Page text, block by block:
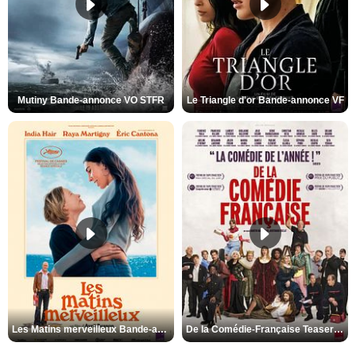
Mutiny Bande-annonce VO STFR Le Triangle d'or Bande-annonce VF
Les Matins merveilleux Bande-annonce VF De la Comédie-Française Teaser VF